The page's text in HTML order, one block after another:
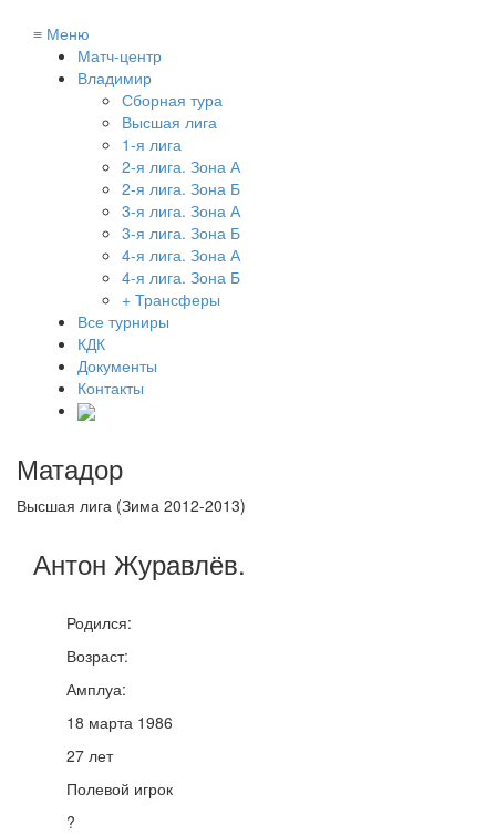
≡ Меню
Матч-центр
Владимир
Сборная тура
Высшая лига
1-я лига
2-я лига. Зона А
2-я лига. Зона Б
3-я лига. Зона А
3-я лига. Зона Б
4-я лига. Зона А
4-я лига. Зона Б
+ Трансферы
Все турниры
КДК
Документы
Контакты
Матадор
Высшая лига (Зима 2012-2013)
Антон Журавлёв.
Родился:
Возраст:
Амплуа:
18 марта 1986
27 лет
Полевой игрок
?